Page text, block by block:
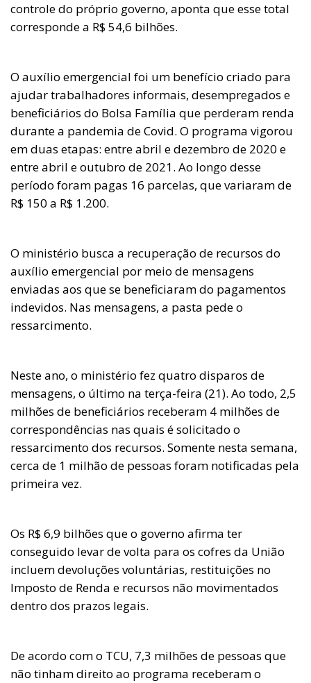
controle do próprio governo, aponta que esse total
corresponde a R$ 54,6 bilhões.
O auxílio emergencial foi um benefício criado para
ajudar trabalhadores informais, desempregados e
beneficiários do Bolsa Família que perderam renda
durante a pandemia de Covid. O programa vigorou
em duas etapas: entre abril e dezembro de 2020 e
entre abril e outubro de 2021. Ao longo desse
período foram pagas 16 parcelas, que variaram de
R$ 150 a R$ 1.200.
O ministério busca a recuperação de recursos do
auxílio emergencial por meio de mensagens
enviadas aos que se beneficiaram do pagamentos
indevidos. Nas mensagens, a pasta pede o
ressarcimento.
Neste ano, o ministério fez quatro disparos de
mensagens, o último na terça-feira (21). Ao todo, 2,5
milhões de beneficiários receberam 4 milhões de
correspondências nas quais é solicitado o
ressarcimento dos recursos. Somente nesta semana,
cerca de 1 milhão de pessoas foram notificadas pela
primeira vez.
Os R$ 6,9 bilhões que o governo afirma ter
conseguido levar de volta para os cofres da União
incluem devoluções voluntárias, restituições no
Imposto de Renda e recursos não movimentados
dentro dos prazos legais.
De acordo com o TCU, 7,3 milhões de pessoas que
não tinham direito ao programa receberam o